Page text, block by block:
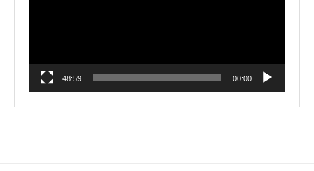
00:00
48:59